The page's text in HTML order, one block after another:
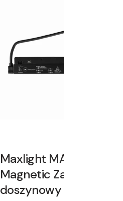
Maxlight MA0031
Magnetic Zasilacz
doszynowy 300W